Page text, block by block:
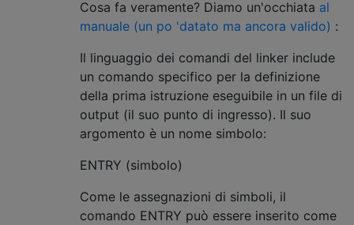
Cosa fa veramente? Diamo un'occhiata al
manuale (un po 'datato ma ancora valido) :
Il linguaggio dei comandi del linker include
un comando specifico per la definizione
della prima istruzione eseguibile in un file di
output (il suo punto di ingresso). Il suo
argomento è un nome simbolo:
ENTRY (simbolo)
Come le assegnazioni di simboli, il
comando ENTRY può essere inserito come